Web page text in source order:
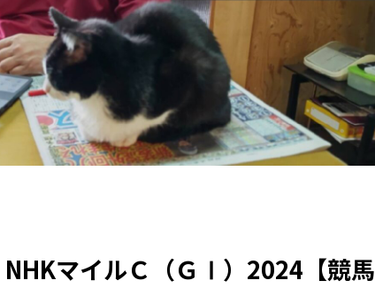
NHKマイルＣ（ＧⅠ）2024【競馬